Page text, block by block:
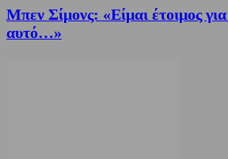
Μπεν Σίμονς: «Είμαι έτοιμος
αυτό…»